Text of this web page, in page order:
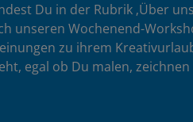
Du in der Rubrik ‚Über
unseren Wochenend-
zu ihrem
egal ob Du malen,